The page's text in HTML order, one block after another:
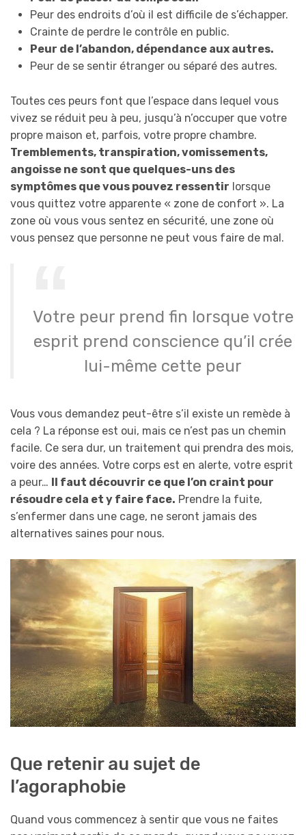
Peur des endroits d’où il est difficile de s’échapper.
Crainte de perdre le contrôle en public.
Peur de l’abandon, dépendance aux autres.
Peur de se sentir étranger ou séparé des autres.
Toutes ces peurs font que l’espace dans lequel vous
vivez se réduit peu à peu, jusqu’à n’occuper que votre
propre maison et, parfois, votre propre chambre.
Tremblements, transpiration, vomissements,
angoisse ne sont que quelques-uns des
symptômes que vous pouvez ressentir lorsque
vous quittez votre apparente « zone de confort ». La
zone où vous vous sentez en sécurité, une zone où
vous pensez que personne ne peut vous faire de mal.
Votre peur prend fin lorsque votre
esprit prend conscience qu’il crée
lui-même cette peur
Vous vous demandez peut-être s’il existe un remède à
cela ? La réponse est oui, mais ce n’est pas un chemin
facile. Ce sera dur, un traitement qui prendra des mois,
voire des années. Votre corps est en alerte, votre esprit
a peur… Il faut découvrir ce que l’on craint pour
résoudre cela et y faire face. Prendre la fuite,
s’enfermer dans une cage, ne seront jamais des
alternatives saines pour nous.
Que retenir au sujet de
l’agoraphobie
Quand vous commencez à sentir que vous ne faites